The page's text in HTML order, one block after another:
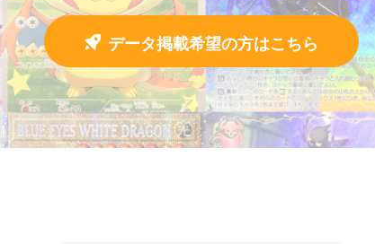
データ掲載希望の方はこちら